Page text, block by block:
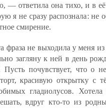
— ответила она тихо, и в её
я не сразу распознала:
смирение.
фраза не выходила у меня
загляну к ней в день
Пусть почувствует, что о
красивую открытку с
гладиолусов.
вдруг кто-то из